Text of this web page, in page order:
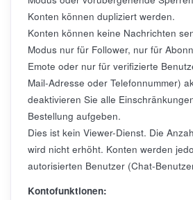
Konten können dupliziert werden.
Konten können keine Nachrichten
Modus nur für Follower, nur für
Emote oder nur für verifizierte
Mail-Adresse oder Telefonnummer)
deaktivieren Sie alle
Bestellung aufgeben.
Dies ist kein Viewer-Dienst. Die
wird nicht erhöht. Konten werden
autorisierten Benutzer (Chat-
Kontofunktionen: